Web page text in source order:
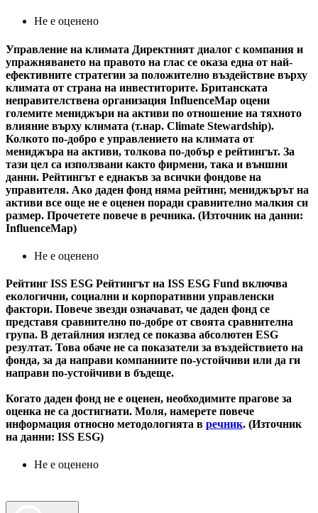
Не е оценено
Управление на климата Директният диалог с компания и
упражняването на правото на глас се оказа една от най-
ефективните стратегии за положително въздействие върху
климата от страна на инвеститорите. Британската
неправителствена организация InfluenceMap оцени
големите мениджъри на активи по отношение на тяхното
влияние върху климата (т.нар. Climate Stewardship).
Колкото по-добро е управлението на климата от
мениджъра на активи, толкова по-добър е рейтингът. За
тази цел са използвани както фирмени, така и външни
данни. Рейтингът е еднакъв за всички фондове на
управителя. Ако даден фонд няма рейтинг, мениджърът на
активи все още не е оценен поради сравнително малкия си
размер. Прочетете повече в речника. (Източник на данни:
InfluenceMap)
Не е оценено
Рейтинг ISS ESG Рейтингът на ISS ESG Fund включва
екологични, социални и корпоративни управленски
фактори. Повече звезди означават, че даден фонд се
представя сравнително по-добре от своята сравнителна
група. В детайлния изглед се показва абсолютен ESG
резултат. Това обаче не са показатели за въздействието на
фонда, за да направи компаниите по-устойчиви или да ги
направи по-устойчиви в бъдеще.
Когато даден фонд не е оценен, необходимите прагове за
оценка не са достигнати. Моля, намерете повече
информация относно методологията в речник. (Източник
на данни: ISS ESG)
Не е оценено